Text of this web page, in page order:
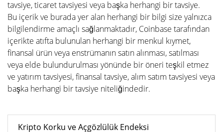
tavsiye, ticaret tavsiyesi veya başka herhangi bir tavsiye.
Bu içerik ve burada yer alan herhangi bir bilgi size yalnızca
bilgilendirme amaçlı sağlanmaktadır, Coinbase tarafından
içerikte atıfta bulunulan herhangi bir menkul kıymet,
finansal ürün veya enstrümanın satın alınması, satılması
veya elde bulundurulması yönünde bir öneri teşkil etmez
ve yatırım tavsiyesi, finansal tavsiye, alım satım tavsiyesi veya
başka herhangi bir tavsiye niteliğindedir.
Kripto Korku ve Açgözlülük Endeksi